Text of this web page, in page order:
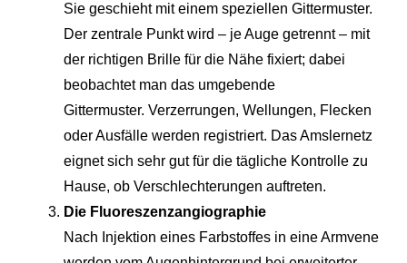
Sie geschieht mit einem speziellen Gittermuster.
Der zentrale Punkt wird – je Auge getrennt – mit
der richtigen Brille für die Nähe fixiert; dabei
beobachtet man das umgebende
Gittermuster. Verzerrungen, Wellungen, Flecken
oder Ausfälle werden registriert. Das Amslernetz
eignet sich sehr gut für die tägliche Kontrolle zu
Hause, ob Verschlechterungen auftreten.
Die Fluoreszenzangiographie
Nach Injektion eines Farbstoffes in eine Armvene